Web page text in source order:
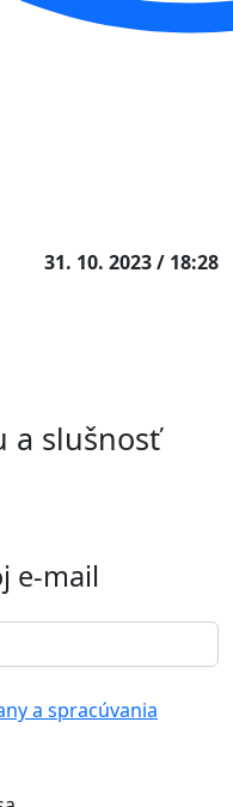
e-mail
a spracúvania
umiernenú